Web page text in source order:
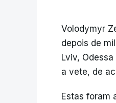
Volodymyr
depois de
Lviv,
a vete, de
Estas foram